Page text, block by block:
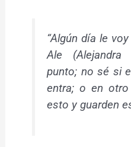
“Algún día le
Ale
punto; no sé si
entra; o en otro
esto y guarden